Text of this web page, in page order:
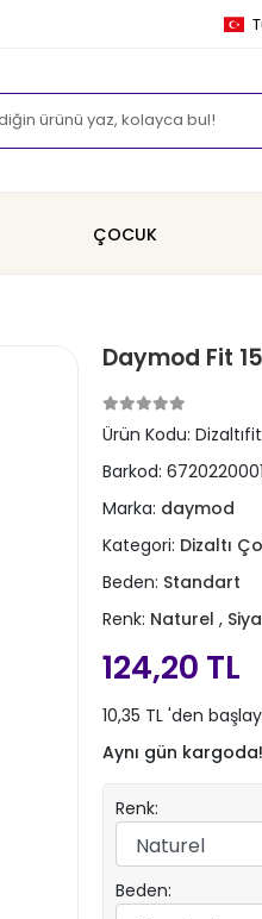
ÇOCUK
Daymod Fit
Ürün Kodu:Dizaltıfit
Barkod:
Marka: daymod
Kategori: Dizaltı
Beden: Standart
Renk: Naturel ,
124,20 TL
10,35 TL 'den
Aynı gün kargoda!
Renk:
Beden: